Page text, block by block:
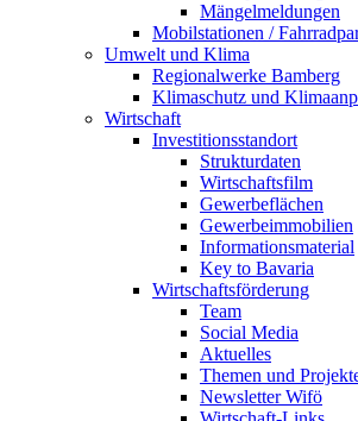
Mängelmeldungen
Mobilstationen /
Umwelt und Klima
Regionalwerke Bamberg
Klimaschutz und
Wirtschaft
Investitionsstandort
Strukturdaten
Wirtschaftsfilm
Gewerbeflächen
Gewerbeimmobilien
Informationsmaterial
Key to Bavaria
Wirtschaftsförderung
Team
Social Media
Aktuelles
Themen und
Newsletter Wifö